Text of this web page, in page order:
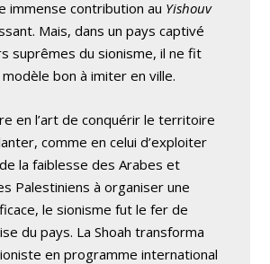
immense contribution au Yishouv
Mais, dans un pays captivé
suprêmes du sionisme, il ne fit
bon à imiter en ville.
en l’art de conquérir le territoire
comme en celui d’exploiter
la faiblesse des Arabes et
Palestiniens à organiser une
le sionisme fut le fer de
du pays. La Shoah transforma
en programme international